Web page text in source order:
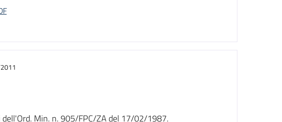
dell'Ord. Min. n. 905/FPC/ZA del 17/02/1987.